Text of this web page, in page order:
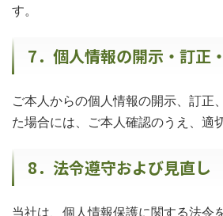
す。
7．個人情報の開示・訂正
ご本人からの個人情報の開示、訂正
た場合には、ご本人確認のうえ、適
8．法令遵守および見直し
当社は、個人情報保護に関する法令